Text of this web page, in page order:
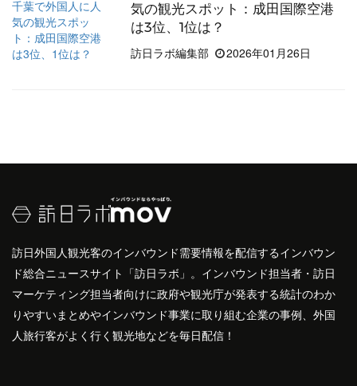
気の観光スポット：成田国際空港
は3位、1位は？
訪日ラボ編集部
2026年01月26日
訪日外国人観光客のインバウンド需要情報を配信するインバウン
ド総合ニュースサイト「訪日ラボ」。インバウンド担当者・訪日
マーケティング担当者向けに政府や観光庁が発表する統計のわか
りやすいまとめやインバウンド事業に取り組む企業の事例、外国
人旅行客がよく行く観光地などを毎日配信！